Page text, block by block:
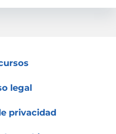
legal
privacidad